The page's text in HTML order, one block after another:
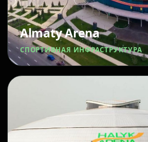
Almaty Arena
СПОРТИВНАЯ ИНФРАСТРУКТУРА